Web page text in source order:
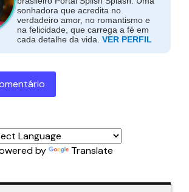
sonhadora que acredita no
verdadeiro amor, no romantismo e
na felicidade, que carrega a fé em
cada detalhe da vida. VER PERFIL
by Translate